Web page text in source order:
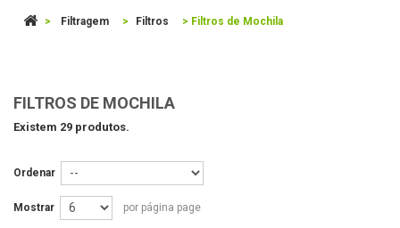
> Filtragem > Filtros > Filtros de Mochila
FILTROS DE MOCHILA
Existem 29 produtos.
Ordenar
Mostrar por página page